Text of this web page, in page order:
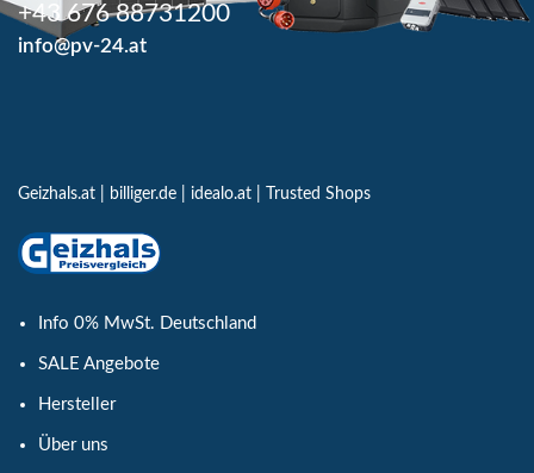
+43 676 88731200
info@pv-24.at
Geizhals.at billiger.de idealo.at Trusted Shops
Info 0% MwSt. Deutschland
SALE Angebote
Hersteller
Über uns